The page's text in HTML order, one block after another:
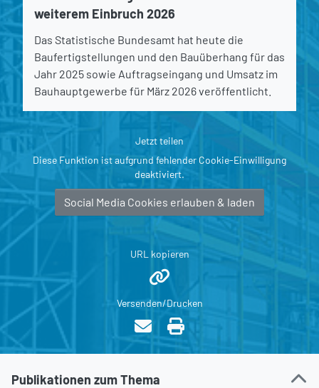
weiterem Einbruch 2026
Das Statistische Bundesamt hat heute die
Baufertigstellungen und den Bauüberhang für das
Jahr 2025 sowie Auftragseingang und Umsatz im
Bauhauptgewerbe für März 2026 veröffentlicht.
Jetzt teilen
Diese Funktion ist aufgrund fehlender Cookie-Einwilligung
deaktiviert.
Social Media Cookies erlauben & laden
URL kopieren
Versenden/Drucken
Publikationen zum Thema